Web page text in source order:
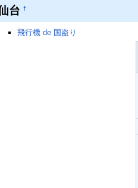
台 †
飛行機 de 国盗り